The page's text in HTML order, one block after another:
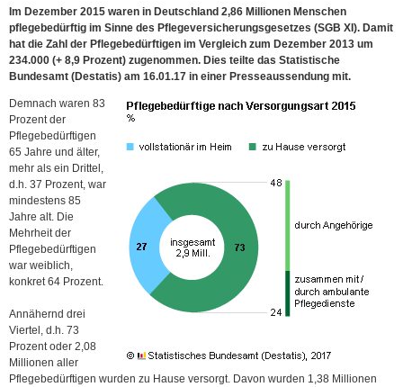
Im Dezember 2015 waren in Deutschland 2,86 Millionen Menschen
pflegebedürftig im Sinne des Pflegeversicherungsgesetzes (SGB XI). Damit
hat die Zahl der Pflegebedürftigen im Vergleich zum Dezember 2013 um
234.000 (+ 8,9 Prozent) zugenommen. Dies teilte das Statistische
Bundesamt (Destatis) am 16.01.17 in einer Presseaussendung mit.
Demnach waren 83
Prozent der
Pflegebedürftigen
65 Jahre und älter,
mehr als ein Drittel,
d.h. 37 Prozent, war
mindestens 85
Jahre alt. Die
Mehrheit der
Pflegebedürftigen
war weiblich,
konkret 64 Prozent.
Annähernd drei
Viertel, d.h. 73
Prozent oder 2,08
Millionen aller
Pflegebedürftigen wurden zu Hause versorgt. Davon wurden 1,38 Millionen